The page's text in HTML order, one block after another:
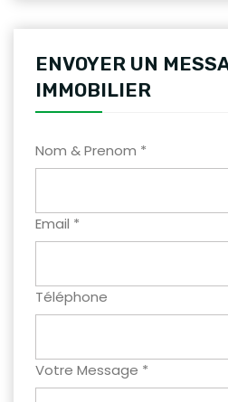
ENVOYER UN
IMMOBILIER
Nom & Prenom *
Email *
Téléphone
Votre Message *